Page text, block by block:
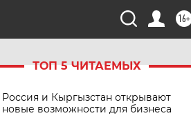
16+
ТОП 5 ЧИТАЕМЫХ
Россия и Кыргызстан открывают
новые возможности для бизнеса